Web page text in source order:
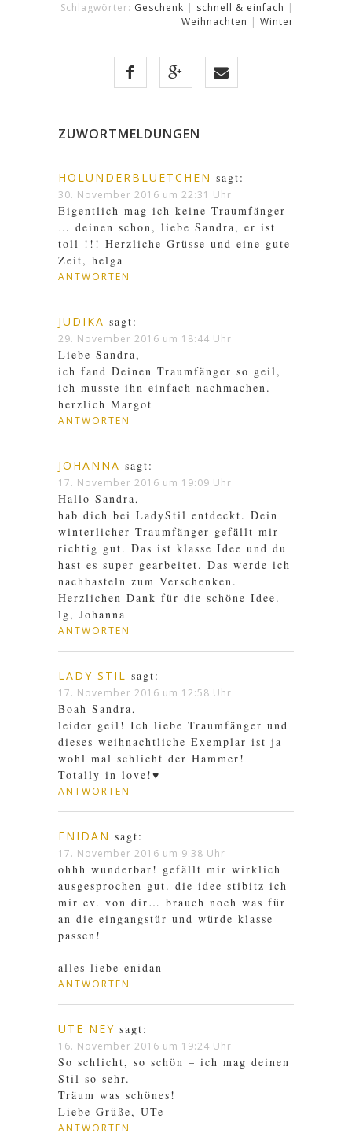
Schlagwörter: Geschenk | schnell & einfach |
Weihnachten | Winter
ZUWORTMELDUNGEN
HOLUNDERBLUETCHEN sagt:
30. November 2016 um 22:31 Uhr
Eigentlich mag ich keine Traumfänger
… deinen schon, liebe Sandra, er ist
toll !!! Herzliche Grüsse und eine gute
Zeit, helga
ANTWORTEN
JUDIKA sagt:
29. November 2016 um 18:44 Uhr
Liebe Sandra,
ich fand Deinen Traumfänger so geil,
ich musste ihn einfach nachmachen.
herzlich Margot
ANTWORTEN
JOHANNA sagt:
17. November 2016 um 19:09 Uhr
Hallo Sandra,
hab dich bei LadyStil entdeckt. Dein
winterlicher Traumfänger gefällt mir
richtig gut. Das ist klasse Idee und du
hast es super gearbeitet. Das werde ich
nachbasteln zum Verschenken.
Herzlichen Dank für die schöne Idee.
lg, Johanna
ANTWORTEN
LADY STIL sagt:
17. November 2016 um 12:58 Uhr
Boah Sandra,
leider geil! Ich liebe Traumfänger und
dieses weihnachtliche Exemplar ist ja
wohl mal schlicht der Hammer!
Totally in love!♥
ANTWORTEN
ENIDAN sagt:
17. November 2016 um 9:38 Uhr
ohhh wunderbar! gefällt mir wirklich
ausgesprochen gut. die idee stibitz ich
mir ev. von dir… brauch noch was für
an die eingangstür und würde klasse
passen!
alles liebe enidan
ANTWORTEN
UTE NEY sagt:
16. November 2016 um 19:24 Uhr
So schlicht, so schön – ich mag deinen
Stil so sehr.
Träum was schönes!
Liebe Grüße, UTe
ANTWORTEN